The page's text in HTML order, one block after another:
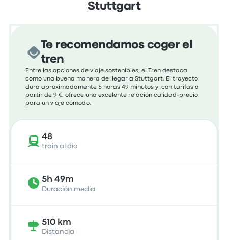
Stuttgart
Te recomendamos coger el
tren
Entre las opciones de viaje sostenibles, el Tren destaca
como una buena manera de llegar a Stuttgart. El trayecto
dura aproximadamente 5 horas 49 minutos y, con tarifas a
partir de 9 €, ofrece una excelente relación calidad-precio
para un viaje cómodo.
48
train al día
5h 49m
Duración media
510 km
Distancia